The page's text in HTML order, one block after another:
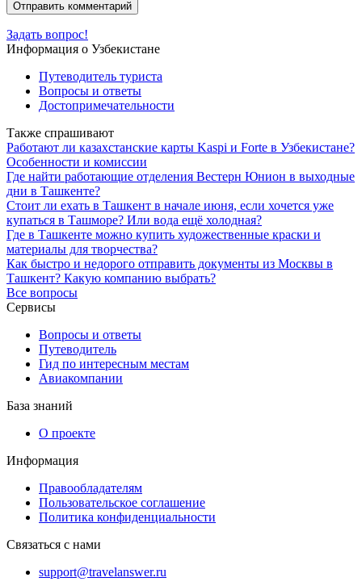
Задать вопрос!
Информация о Узбекистане
Путеводитель туриста
Вопросы и ответы
Достопримечательности
Также спрашивают
Работают ли казахстанские карты Kaspi и Forte в Узбекистане?
Особенности и комиссии
Где найти работающие отделения Вестерн Юнион в выходные
дни в Ташкенте?
Стоит ли ехать в Ташкент в начале июня, если хочется уже
купаться в Ташморе? Или вода ещё холодная?
Где в Ташкенте можно купить художественные краски и
материалы для творчества?
Как быстро и недорого отправить документы из Москвы в
Ташкент? Какую компанию выбрать?
Все вопросы
Сервисы
Вопросы и ответы
Путеводитель
Гид по интересным местам
Авиакомпании
База знаний
О проекте
Информация
Правообладателям
Пользовательское соглашение
Политика конфиденциальности
Связаться с нами
support@travelanswer.ru